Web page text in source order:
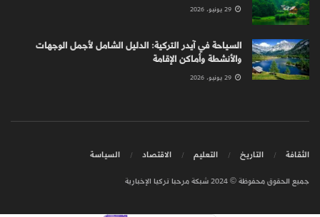
السياحة في آيدر التركية: الدليل الشامل لأجمل الوجهات
والأنشطة وأماكن الإقامة
الثقافة التاريخ التعليم الاقتصاد السياسة
جميع الحقوق محفوظة © 2024 شبكة مرحبا تركيا الإخبارية